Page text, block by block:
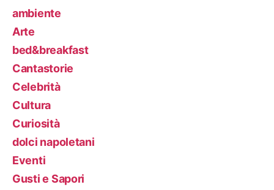
ambiente
Arte
bed&breakfast
Cantastorie
Celebrità
Cultura
Curiosità
dolci napoletani
Eventi
Gusti e Sapori